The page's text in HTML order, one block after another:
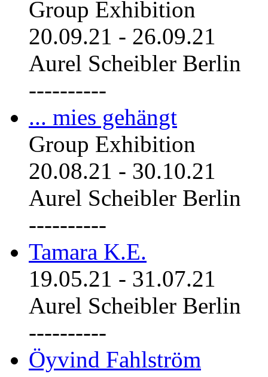
Group Exhibition
20.09.21 - 26.09.21
Aurel Scheibler Berlin
----------
... mies gehängt
Group Exhibition
20.08.21 - 30.10.21
Aurel Scheibler Berlin
----------
Tamara K.E.
19.05.21 - 31.07.21
Aurel Scheibler Berlin
----------
Öyvind Fahlström